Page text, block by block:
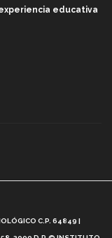
educativa
Tec? (video)
C.P. 64849 |